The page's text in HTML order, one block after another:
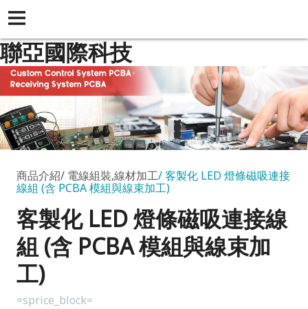
聯亞國際科技
商品介紹 電線組裝,線材加工 客製化 LED 燈條磁吸連接
線組 (含 PCBA 模組與線束加工)
客製化 LED 燈條磁吸連接線
組 (含 PCBA 模組與線束加
工)
=sprice_block=